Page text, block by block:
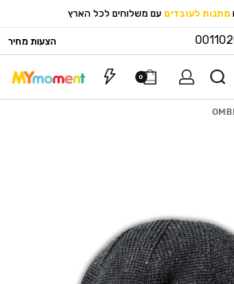
מתנות לעובדים עם משלוחים לכל הארץ
הצעות מחיר
0